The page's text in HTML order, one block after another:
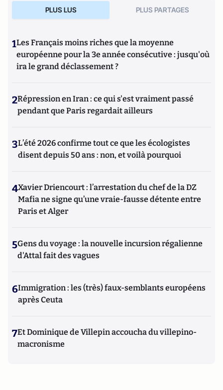
PLUS LUS PLUS PARTAGES
1Les Français moins riches que la moyenne
européenne pour la 3e année consécutive : jusqu'où
ira le grand déclassement ?
2Répression en Iran : ce qui s'est vraiment passé
pendant que Paris regardait ailleurs
3L’été 2026 confirme tout ce que les écologistes
disent depuis 50 ans : non, et voilà pourquoi
4Xavier Driencourt : l’arrestation du chef de la DZ
Mafia ne signe qu’une vraie-fausse détente entre
Paris et Alger
5Gens du voyage : la nouvelle incursion régalienne
d'Attal fait des vagues
6Immigration : les (très) faux-semblants européens
après Ceuta
7Et Dominique de Villepin accoucha du villepino-
macronisme